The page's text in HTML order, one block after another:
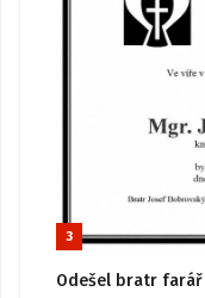
3
Odešel bratr farář